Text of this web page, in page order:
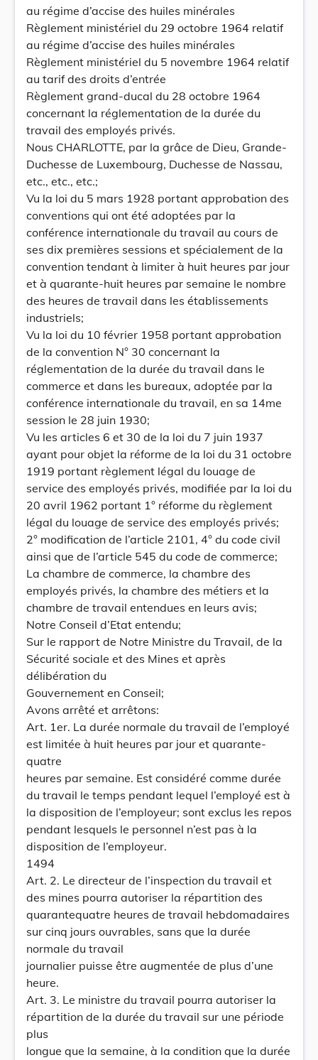
au régime d’accise des huiles minérales
Règlement ministériel du 29 octobre 1964 relatif
au régime d’accise des huiles minérales
Règlement ministériel du 5 novembre 1964 relatif
au tarif des droits d’entrée
Règlement grand-ducal du 28 octobre 1964
concernant la réglementation de la durée du
travail des employés privés.
Nous CHARLOTTE, par la grâce de Dieu, Grande-
Duchesse de Luxembourg, Duchesse de Nassau,
etc., etc., etc.;
Vu la loi du 5 mars 1928 portant approbation des
conventions qui ont été adoptées par la
conférence internationale du travail au cours de
ses dix premières sessions et spécialement de la
convention tendant à limiter à huit heures par jour
et à quarante-huit heures par semaine le nombre
des heures de travail dans les établissements
industriels;
Vu la loi du 10 février 1958 portant approbation
de la convention N° 30 concernant la
réglementation de la durée du travail dans le
commerce et dans les bureaux, adoptée par la
conférence internationale du travail, en sa 14me
session le 28 juin 1930;
Vu les articles 6 et 30 de la loi du 7 juin 1937
ayant pour objet la réforme de la loi du 31 octobre
1919 portant règlement légal du louage de
service des employés privés, modifiée par la loi du
20 avril 1962 portant 1° réforme du règlement
légal du louage de service des employés privés;
2° modification de l’article 2101, 4° du code civil
ainsi que de l’article 545 du code de commerce;
La chambre de commerce, la chambre des
employés privés, la chambre des métiers et la
chambre de travail entendues en leurs avis;
Notre Conseil d’Etat entendu;
Sur le rapport de Notre Ministre du Travail, de la
Sécurité sociale et des Mines et après
délibération du
Gouvernement en Conseil;
Avons arrêté et arrêtons:
Art. 1er. La durée normale du travail de l’employé
est limitée à huit heures par jour et quarante-
quatre
heures par semaine. Est considéré comme durée
du travail le temps pendant lequel l’employé est à
la disposition de l’employeur; sont exclus les repos
pendant lesquels le personnel n’est pas à la
disposition de l’employeur.
1494
Art. 2. Le directeur de l’inspection du travail et
des mines pourra autoriser la répartition des
quarantequatre heures de travail hebdomadaires
sur cinq jours ouvrables, sans que la durée
normale du travail
journalier puisse être augmentée de plus d’une
heure.
Art. 3. Le ministre du travail pourra autoriser la
répartition de la durée du travail sur une période
plus
longue que la semaine, à la condition que la durée